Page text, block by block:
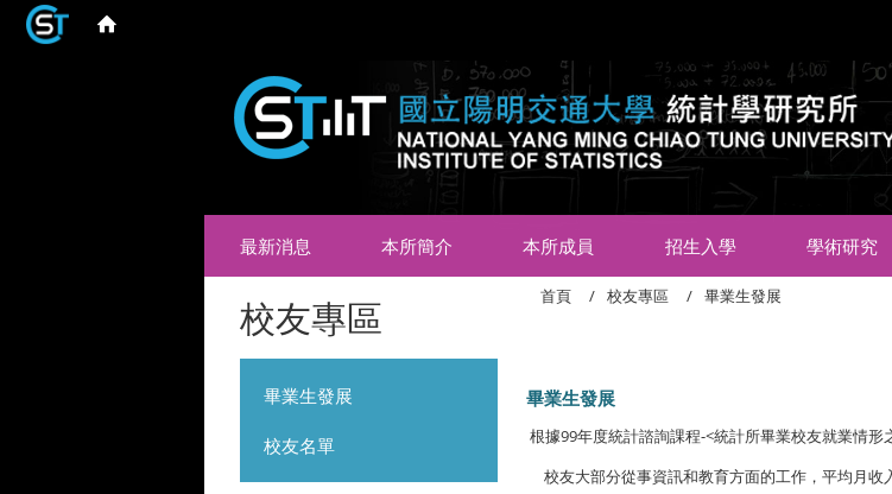
最新消息 本所簡介 本所成員 招生入學 學術研究
校友專區
畢業生發展
校友名單
首頁 校友專區 畢業生發展
畢業生發展
根據99年度統計諮詢課程-<統計所畢業校友就業情形
校友大部分從事資訊和教育方面的工作，平均月收